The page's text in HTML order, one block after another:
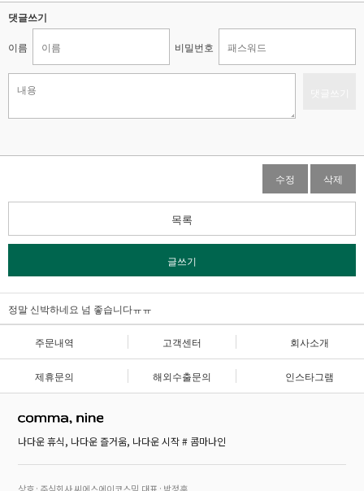
댓글쓰기
이름 비밀번호
수정 삭제
목록
글쓰기
정말 신박하네요 넘 좋습니다ㅠㅠ
주문내역 고객센터 회사소개
제휴문의 해외수출문의 인스타그램
나다운 휴식, 나다운 즐거움, 나다운 시작 # 콤마나인